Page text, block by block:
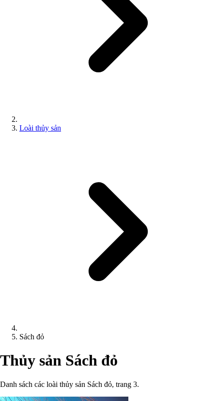
Loài thủy sản
Sách đỏ
Thủy sản Sách đỏ
Danh sách các loài thủy sản Sách đỏ, trang 3.